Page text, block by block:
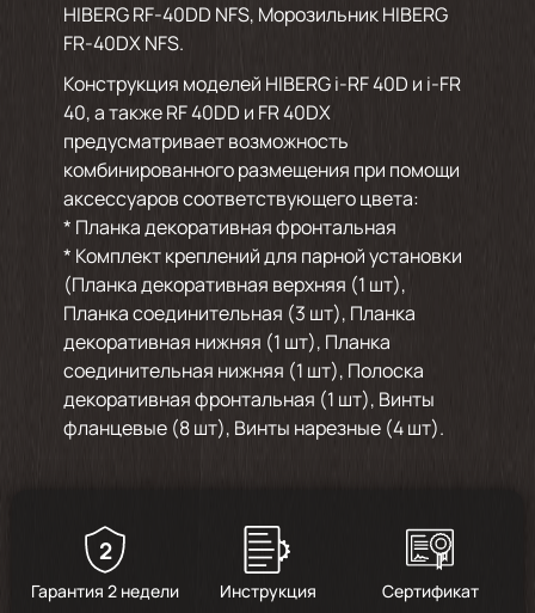
HIBERG RF-40DD NFS, Морозильник HIBERG
FR-40DX NFS.
Конструкция моделей HIBERG i-RF 40D и i-FR
40, а также RF 40DD и FR 40DX
предусматривает возможность
комбинированного размещения при помощи
аксессуаров соответствующего цвета:
* Планка декоративная фронтальная
* Комплект креплений для парной установки
(Планка декоративная верхняя (1 шт),
Планка соединительная (3 шт), Планка
декоративная нижняя (1 шт), Планка
соединительная нижняя (1 шт), Полоска
декоративная фронтальная (1 шт), Винты
фланцевые (8 шт), Винты нарезные (4 шт).
2
Гарантия 2 недели Инструкция Сертификат